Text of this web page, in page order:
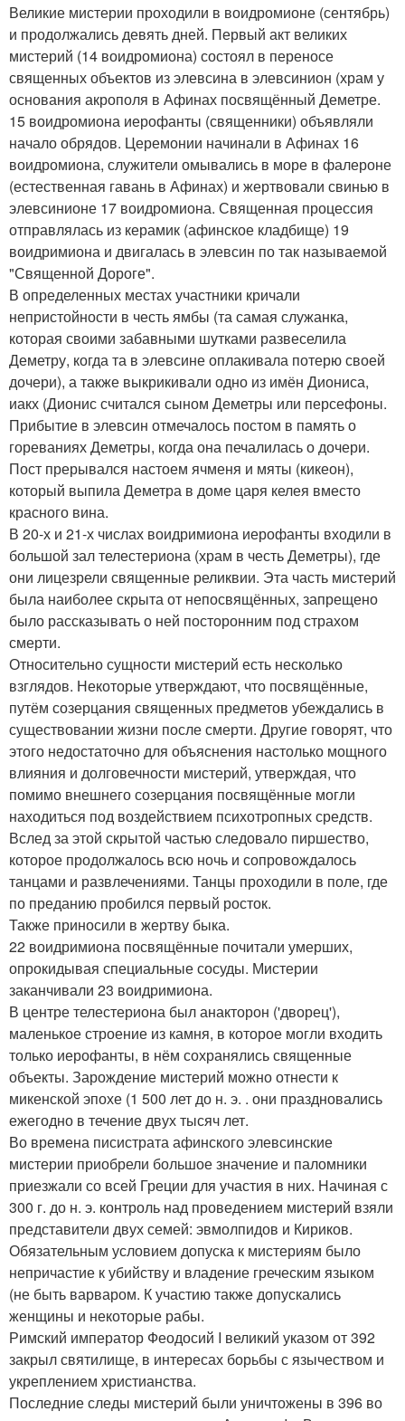
Великие мистерии проходили в воидромионе (сентябрь)
и продолжались девять дней. Первый акт великих
мистерий (14 воидромиона) состоял в переносе
священных объектов из элевсина в элевсинион (храм у
основания акрополя в Афинах посвящённый Деметре.
15 воидромиона иерофанты (священники) объявляли
начало обрядов. Церемонии начинали в Афинах 16
воидромиона, служители омывались в море в фалероне
(естественная гавань в Афинах) и жертвовали свинью в
элевсинионе 17 воидромиона. Священная процессия
отправлялась из керамик (афинское кладбище) 19
воидримиона и двигалась в элевсин по так называемой
"Священной Дороге".
В определенных местах участники кричали
непристойности в честь ямбы (та самая служанка,
которая своими забавными шутками развеселила
Деметру, когда та в элевсине оплакивала потерю своей
дочери), а также выкрикивали одно из имён Диониса,
иакх (Дионис считался сыном Деметры или персефоны.
Прибытие в элевсин отмечалось постом в память о
гореваниях Деметры, когда она печалилась о дочери.
Пост прерывался настоем ячменя и мяты (кикеон),
который выпила Деметра в доме царя келея вместо
красного вина.
В 20-х и 21-х числах воидримиона иерофанты входили в
большой зал телестериона (храм в честь Деметры), где
они лицезрели священные реликвии. Эта часть мистерий
была наиболее скрыта от непосвящённых, запрещено
было рассказывать о ней посторонним под страхом
смерти.
Относительно сущности мистерий есть несколько
взглядов. Некоторые утверждают, что посвящённые,
путём созерцания священных предметов убеждались в
существовании жизни после смерти. Другие говорят, что
этого недостаточно для объяснения настолько мощного
влияния и долговечности мистерий, утверждая, что
помимо внешнего созерцания посвящённые могли
находиться под воздействием психотропных средств.
Вслед за этой скрытой частью следовало пиршество,
которое продолжалось всю ночь и сопровождалось
танцами и развлечениями. Танцы проходили в поле, где
по преданию пробился первый росток.
Также приносили в жертву быка.
22 воидримиона посвящённые почитали умерших,
опрокидывая специальные сосуды. Мистерии
заканчивали 23 воидримиона.
В центре телестериона был анакторон ('дворец'),
маленькое строение из камня, в которое могли входить
только иерофанты, в нём сохранялись священные
объекты. Зарождение мистерий можно отнести к
микенской эпохе (1 500 лет до н. э. . они праздновались
ежегодно в течение двух тысяч лет.
Во времена писистрата афинского элевсинские
мистерии приобрели большое значение и паломники
приезжали со всей Греции для участия в них. Начиная с
300 г. до н. э. контроль над проведением мистерий взяли
представители двух семей: эвмолпидов и Кириков.
Обязательным условием допуска к мистериям было
непричастие к убийству и владение греческим языком
(не быть варваром. К участию также допускались
женщины и некоторые рабы.
Римский император Феодосий I великий указом от 392
закрыл святилище, в интересах борьбы с язычеством и
укреплением христианства.
Последние следы мистерий были уничтожены в 396 во